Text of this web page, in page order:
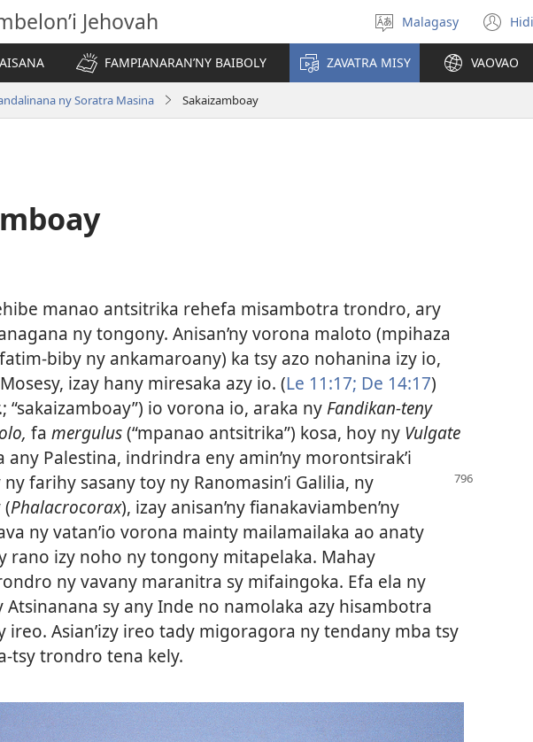
Jehovah
Hifidy
fiteny
Malagasy
FAMPIANARAN’NY BAIBOLY ZAVATRA MISY VAOVAO
ny Soratra Masina Sakaizamboay
manao antsitrika rehefa misambotra trondro, ary
ny tongony. Anisan’ny vorona maloto (mpihaza
biby ny ankamaroany) ka tsy azo nohanina izy io,
izay hany miresaka azy io. (Le 11:17; De 14:17)
“sakaizamboay”) io vorona io, araka nyFandikan-teny
fa mergulus(“mpanao antsitrika”) kosa, hoy ny Vulgate
any Palestina, indrindra eny amin’ny morontsirak’i
ny farihy sasany toy ny Ranomasin’i Galilia, ny
Phalacrocorax), izay anisan’ny fianakaviamben’ny
ny vatan’io vorona mainty mailamailaka ao anaty
rano izy noho ny tongony mitapelaka. Mahay
ny vavany maranitra sy mifaingoka. Efa ela ny
sy any Inde no namolaka azy hisambotra
ireo. Asian’izy ireo tady migoragora ny tendany mba tsy
tsy trondro tena kely.